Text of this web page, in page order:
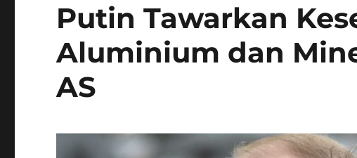
Putin Tawarkan
Aluminium dan
AS